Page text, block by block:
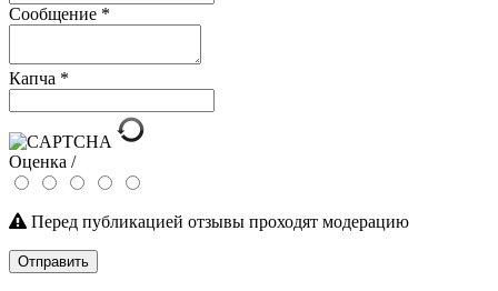
Сообщение *
Капча *
Оценка /
Перед публикацией отзывы проходят модерацию
Отправить